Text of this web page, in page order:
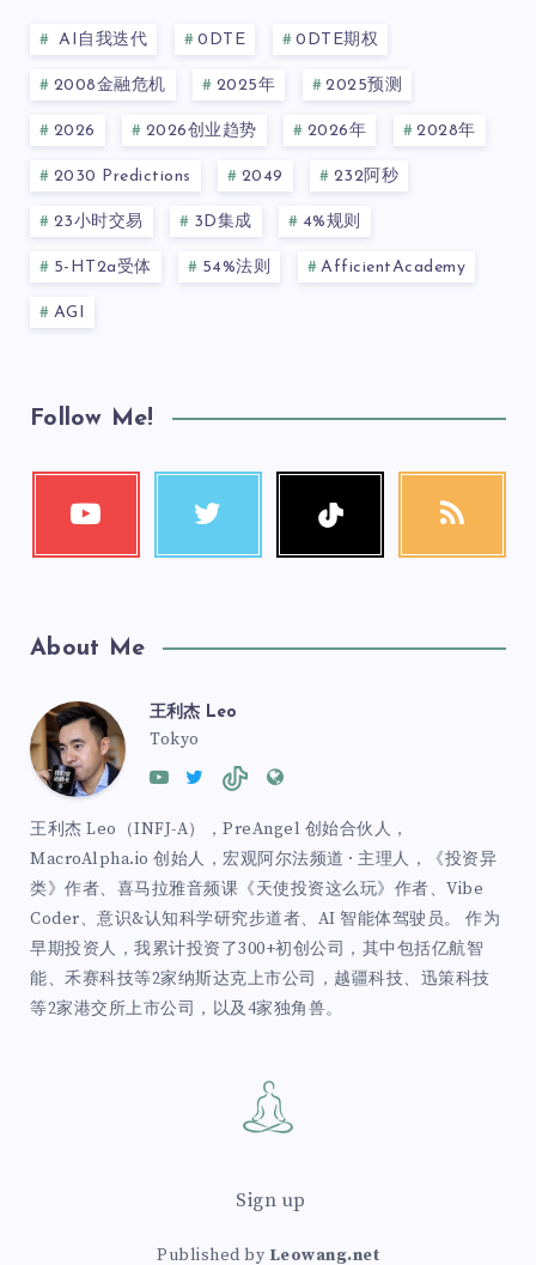
AI自我迭代 0DTE 0DTE期权
2008金融危机 2025年 2025预测
2026 2026创业趋势 2026年 2028年
2030 Predictions 2049 232阿秒
23小时交易 3D集成 4%规则
5-HT2a受体 54%法则 AfficientAcademy
AGI
Follow Me!
About Me
王利杰 Leo
Tokyo
王利杰 Leo（INFJ-A），PreAngel 创始合伙人，
MacroAlpha.io 创始人，宏观阿尔法频道 · 主理人，《投资异
类》作者、喜马拉雅音频课《天使投资这么玩》作者、Vibe
Coder、意识&认知科学研究步道者、AI 智能体驾驶员。 作为
早期投资人，我累计投资了300+初创公司，其中包括亿航智
能、禾赛科技等2家纳斯达克上市公司，越疆科技、迅策科技
等2家港交所上市公司，以及4家独角兽。
Sign up
Published by Leowang.net